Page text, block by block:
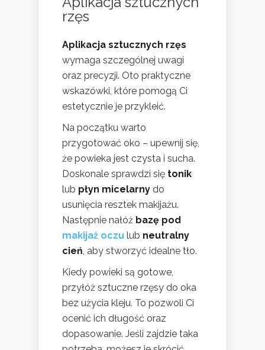
rzęs
Aplikacja sztucznych rzęs
wymaga szczególnej uwagi
oraz precyzji. Oto praktyczne
wskazówki, które pomogą Ci
estetycznie je przykleić.
Na początku warto
przygotować oko – upewnij się,
że powieka jest czysta i sucha.
Doskonale sprawdzi się tonik
lub płyn micelarny do
usunięcia resztek makijażu.
Następnie nałóż bazę pod
makijaż oczu lub neutralny
cień, aby stworzyć idealne tło.
Kiedy powieki są gotowe,
przyłóż sztuczne rzęsy do oka
bez użycia kleju. To pozwoli Ci
ocenić ich długość oraz
dopasowanie. Jeśli zajdzie taka